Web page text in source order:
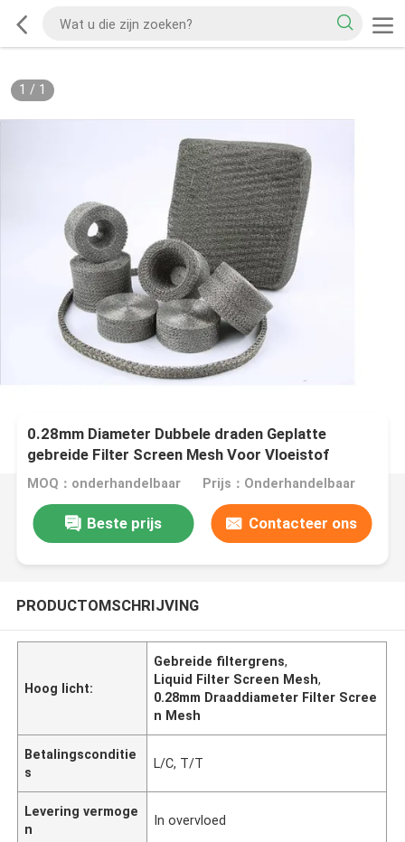
1 / 1
0.28mm Diameter Dubbele draden Geplatte
gebreide Filter Screen Mesh Voor Vloeistof
MOQ：onderhandelbaar Prijs：Onderhandelbaar
Beste prijs Contacteer ons
PRODUCTOMSCHRIJVING
Hoog licht:
Gebreide filtergrens,
Liquid Filter Screen Mesh,
0.28mm Draaddiameter Filter Scree
n Mesh
Betalingsconditie
s
L/C, T/T
Levering vermoge
n
In overvloed